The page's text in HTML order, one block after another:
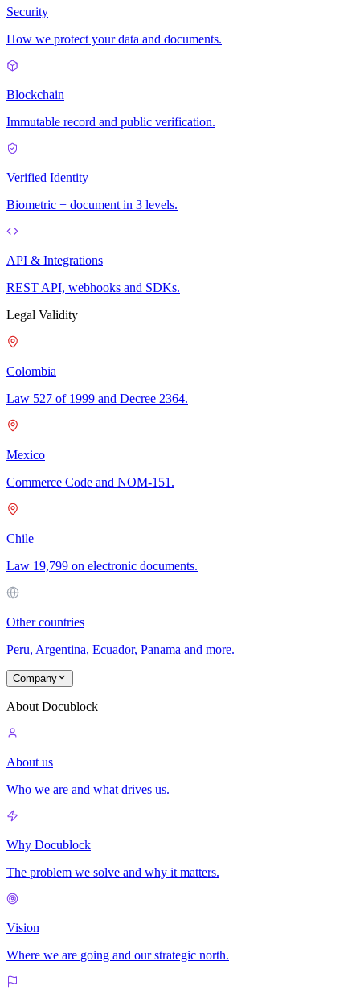
Security
How we protect your data and documents.
Blockchain
Immutable record and public verification.
Verified Identity
Biometric + document in 3 levels.
API & Integrations
REST API, webhooks and SDKs.
Legal Validity
Colombia
Law 527 of 1999 and Decree 2364.
Mexico
Commerce Code and NOM-151.
Chile
Law 19,799 on electronic documents.
Other countries
Peru, Argentina, Ecuador, Panama and more.
Company
About Docublock
About us
Who we are and what drives us.
Why Docublock
The problem we solve and why it matters.
Vision
Where we are going and our strategic north.